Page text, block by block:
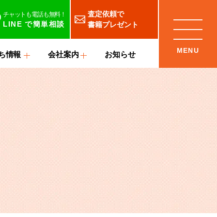
チャットも電話も無料！
LINE で簡単相談
査定依頼で
書籍プレゼント
情報 会社案内 お知らせ